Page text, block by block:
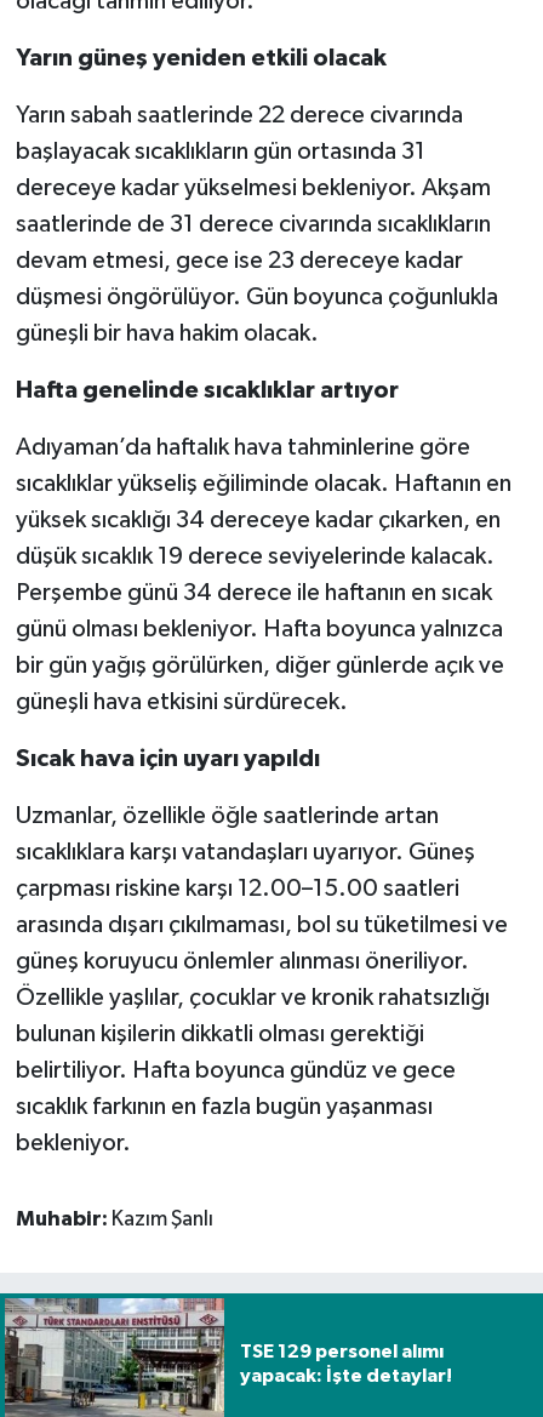
Yarın güneş yeniden etkili olacak
Yarın sabah saatlerinde 22 derece civarında
başlayacak sıcaklıkların gün ortasında 31
dereceye kadar yükselmesi bekleniyor. Akşam
saatlerinde de 31 derece civarında sıcaklıkların
devam etmesi, gece ise 23 dereceye kadar
düşmesi öngörülüyor. Gün boyunca çoğunlukla
güneşli bir hava hakim olacak.
Hafta genelinde sıcaklıklar artıyor
Adıyaman’da haftalık hava tahminlerine göre
sıcaklıklar yükseliş eğiliminde olacak. Haftanın en
yüksek sıcaklığı 34 dereceye kadar çıkarken, en
düşük sıcaklık 19 derece seviyelerinde kalacak.
Perşembe günü 34 derece ile haftanın en sıcak
günü olması bekleniyor. Hafta boyunca yalnızca
bir gün yağış görülürken, diğer günlerde açık ve
güneşli hava etkisini sürdürecek.
Sıcak hava için uyarı yapıldı
Uzmanlar, özellikle öğle saatlerinde artan
sıcaklıklara karşı vatandaşları uyarıyor. Güneş
çarpması riskine karşı 12.00–15.00 saatleri
arasında dışarı çıkılmaması, bol su tüketilmesi ve
güneş koruyucu önlemler alınması öneriliyor.
Özellikle yaşlılar, çocuklar ve kronik rahatsızlığı
bulunan kişilerin dikkatli olması gerektiği
belirtiliyor. Hafta boyunca gündüz ve gece
sıcaklık farkının en fazla bugün yaşanması
bekleniyor.
Muhabir: Kazım Şanlı
TSE 129 personel alımı
yapacak: İşte detaylar!